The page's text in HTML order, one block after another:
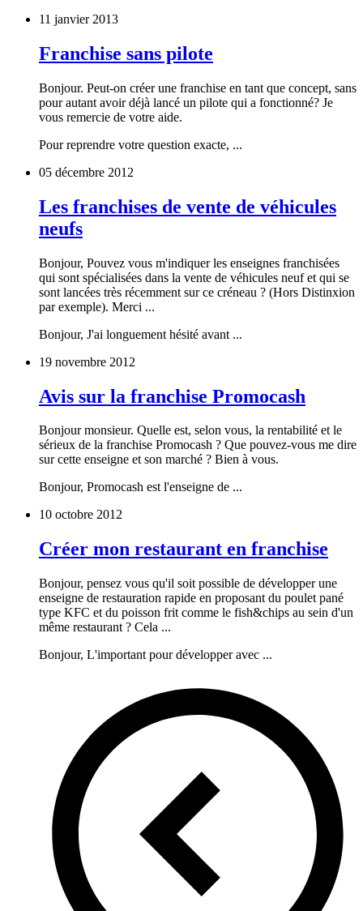
11 janvier 2013
Franchise sans pilote
Bonjour. Peut-on créer une franchise en tant que concept, sans
pour autant avoir déjà lancé un pilote qui a fonctionné? Je
vous remercie de votre aide.
Pour reprendre votre question exacte, ...
05 décembre 2012
Les franchises de vente de véhicules
neufs
Bonjour, Pouvez vous m'indiquer les enseignes franchisées
qui sont spécialisées dans la vente de véhicules neuf et qui se
sont lancées très récemment sur ce créneau ? (Hors Distinxion
par exemple). Merci ...
Bonjour, J'ai longuement hésité avant ...
19 novembre 2012
Avis sur la franchise Promocash
Bonjour monsieur. Quelle est, selon vous, la rentabilité et le
sérieux de la franchise Promocash ? Que pouvez-vous me dire
sur cette enseigne et son marché ? Bien à vous.
Bonjour, Promocash est l'enseigne de ...
10 octobre 2012
Créer mon restaurant en franchise
Bonjour, pensez vous qu'il soit possible de développer une
enseigne de restauration rapide en proposant du poulet pané
type KFC et du poisson frit comme le fish&chips au sein d'un
même restaurant ? Cela ...
Bonjour, L'important pour développer avec ...